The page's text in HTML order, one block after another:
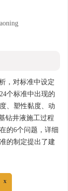
，对标准中设定
个标准中出现的
、塑性黏度、动
钻井液施工过程
的6个问题，详细
的制定提出了建